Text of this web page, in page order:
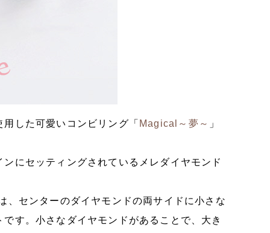
した可愛いコンビリング「 Magical～夢～ 」
にセッティングされているメレダイヤモンド
、センターのダイヤモンドの両サイドに小さな
す。小さなダイヤモンドがあることで、大き